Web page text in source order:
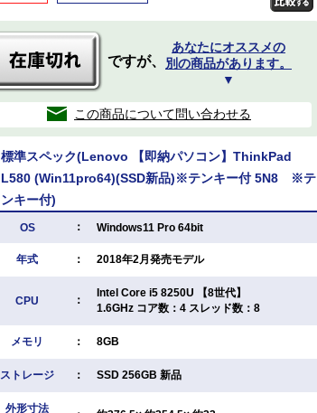
ですが、
あなたにオススメの
別の商品があります。
▼
この商品について問い合わせる
標準スペック(Lenovo 【即納パソコン】ThinkPad
L580 (Win11pro64)(SSD新品)※テンキー付 5N8 ※テ
ンキー付)
OS ： Windows11 Pro 64bit
年式 ： 2018年2月発売モデル
CPU ：
Intel Core i5 8250U 【8世代】
1.6GHz コア数：4 スレッド数：8
メモリ ： 8GB
ストレージ ： SSD 256GB 新品
外形寸法